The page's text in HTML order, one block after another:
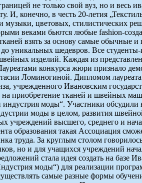
не только свой вуз, но и
И, конечно, в честь 20-летия
музыки, цветовых, стилистических
веками бьются любые fashion-
тканей взять за основу самые
уникальных шедевров. Все
изделий. Каждая из
конкурса жюри признало
Ломиногиной. Дипломом
учрежденного Ивановским
приобретение тканей и швейных
индустрия моды“. Участники
моды в целом, развития
учреждений высшего, среднего и
образования такая Ассоциация
труда. За круглым столом
но и для учащихся учреждений
стала идея создать на базе
моды“) для реализации
самые разные формы